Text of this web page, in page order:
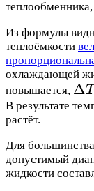
Из формулы
теплоёмкости
охлаждающей
повышается,
T
ΔT
В результате
растёт.
Для
допустимый
жидкости